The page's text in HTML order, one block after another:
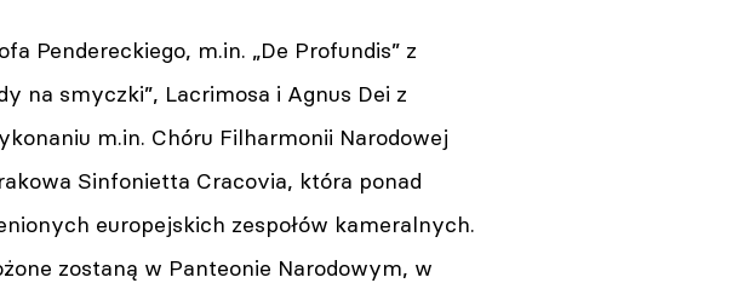
Pendereckiego, m.in. „De Profundis” z
na smyczki”, Lacrimosa i Agnus Dei z
m.in. Chóru Filharmonii Narodowej
Sinfonietta Cracovia, która ponad
europejskich zespołów kameralnych.
zostaną w Panteonie Narodowym, w